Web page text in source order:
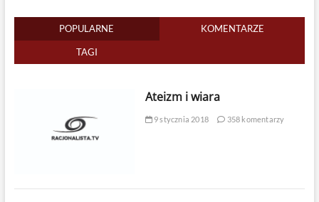
POPULARNE KOMENTARZE
TAGI
Ateizm i wiara
9 stycznia 2018 358 komentarzy